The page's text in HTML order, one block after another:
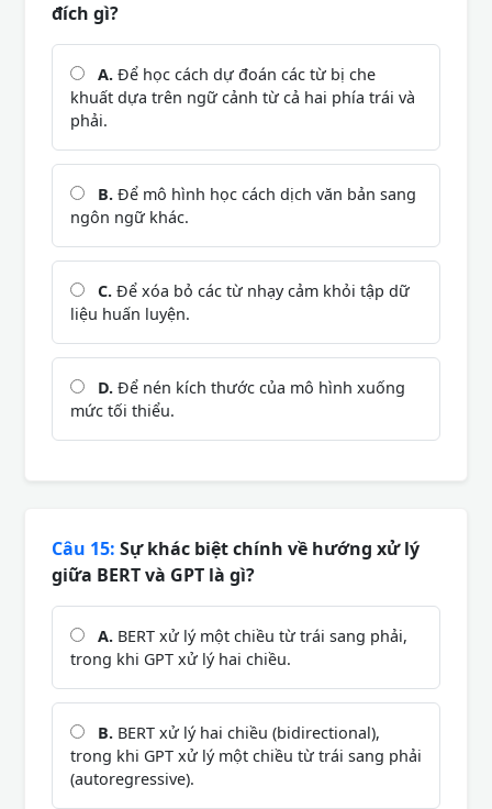
đích gì?
A. Để học cách dự đoán các từ bị che
khuất dựa trên ngữ cảnh từ cả hai phía trái và
phải.
B. Để mô hình học cách dịch văn bản sang
ngôn ngữ khác.
C. Để xóa bỏ các từ nhạy cảm khỏi tập dữ
liệu huấn luyện.
D. Để nén kích thước của mô hình xuống
mức tối thiểu.
Câu 15: Sự khác biệt chính về hướng xử lý
giữa BERT và GPT là gì?
A. BERT xử lý một chiều từ trái sang phải,
trong khi GPT xử lý hai chiều.
B. BERT xử lý hai chiều (bidirectional),
trong khi GPT xử lý một chiều từ trái sang phải
(autoregressive).